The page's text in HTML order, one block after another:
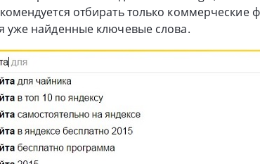
отбирать только
уже найденные ключевые слова.